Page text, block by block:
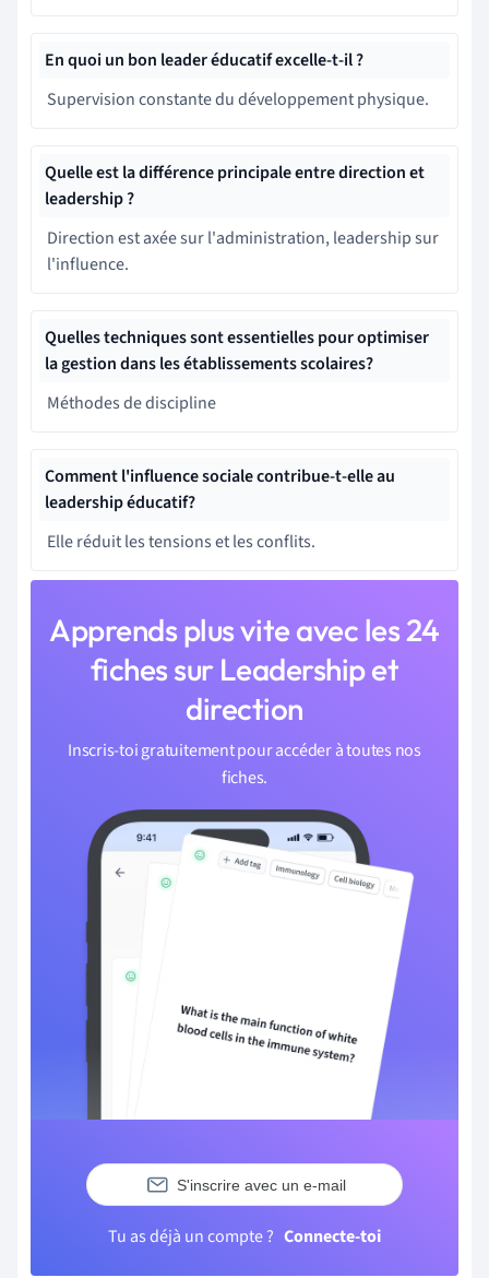
En quoi un bon leader éducatif excelle-t-il ?
Supervision constante du développement physique.
Quelle est la différence principale entre direction et
leadership ?
Direction est axée sur l'administration, leadership sur
l'influence.
Quelles techniques sont essentielles pour optimiser
la gestion dans les établissements scolaires?
Méthodes de discipline
Comment l'influence sociale contribue-t-elle au
leadership éducatif?
Elle réduit les tensions et les conflits.
Apprends plus vite avec les 24
fiches sur Leadership et
direction
Inscris-toi gratuitement pour accéder à toutes nos
fiches.
S'inscrire avec un e-mail
Tu as déjà un compte ? Connecte-toi